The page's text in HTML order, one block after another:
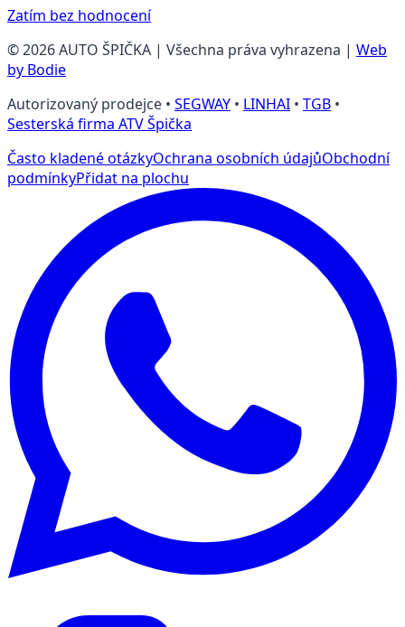
Zatím bez hodnocení
©2026AUTO ŠPIČKA | Všechna práva vyhrazena | Web
by Bodie
Autorizovaný prodejce • SEGWAY • LINHAI • TGB •
Sesterská firma ATV Špička
Často kladené otázkyOchrana osobních údajůObchodní
podmínkyPřidat na plochu